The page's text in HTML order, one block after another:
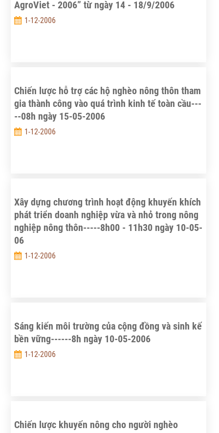
AgroViet - 2006” từ ngày 14 - 18/9/2006
1-12-2006
Chiến lược hỗ trợ các hộ nghèo nông thôn tham
gia thành công vào quá trình kinh tế toàn cầu---
--08h ngày 15-05-2006
1-12-2006
Xây dựng chương trình hoạt động khuyến khích
phát triển doanh nghiệp vừa và nhỏ trong nông
nghiệp nông thôn-----8h00 - 11h30 ngày 10-05-
06
1-12-2006
Sáng kiến môi trường của cộng đồng và sinh kế
bền vững------8h ngày 10-05-2006
1-12-2006
Chiến lược khuyến nông cho người nghèo